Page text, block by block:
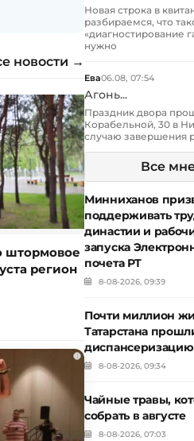
новости →
штормовое
регион
i
Новая строка в
разбираемся, что
«диагностирование
нужно
Ева06.08, 07:54
Агонь...
Праздник двора
Корабельной, 30 в
случаю завершения
Все
Минниханов
поддерживать
династии и
запуска
почета РТ
8-08-2026, 09:39
Почти миллион
Татарстана
диспансеризацию
8-08-2026, 09:34
Чайные травы,
собрать в августе
8-08-2026, 07:03